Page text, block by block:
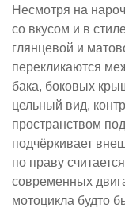
Несмотря на
со вкусом и в
глянцевой и
перекликаются
бака, боковых
цельный вид,
пространством
подчёркивает
по праву
современных
мотоцикла будто